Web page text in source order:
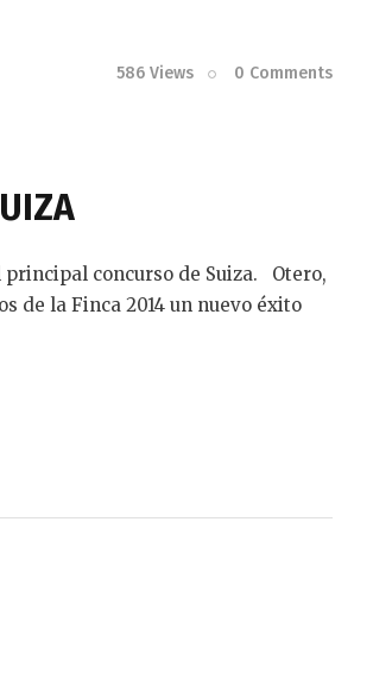
586 Views 0 Comments
concurso de Suiza. Otero,
de la Finca 2014 un nuevo éxito